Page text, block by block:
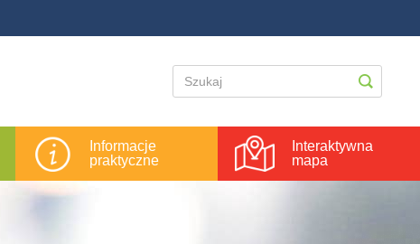
Informacje
praktyczne
Interaktywna
mapa